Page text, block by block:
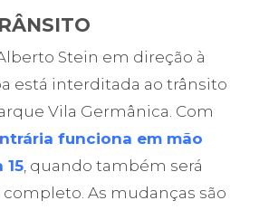
Stein em direção à
está interditada ao trânsito
Vila Germânica. Com
funciona em mão
15, quando também será
As mudanças são